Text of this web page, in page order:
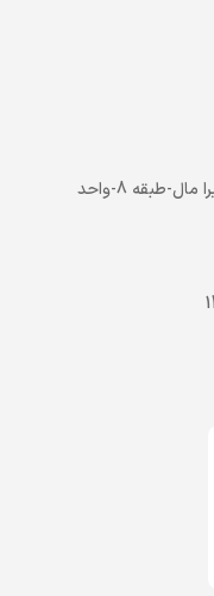
نارمک-خیابان شهید اسماعیل بزرگیان-پالمیرا مال-طبقه 8-واحد